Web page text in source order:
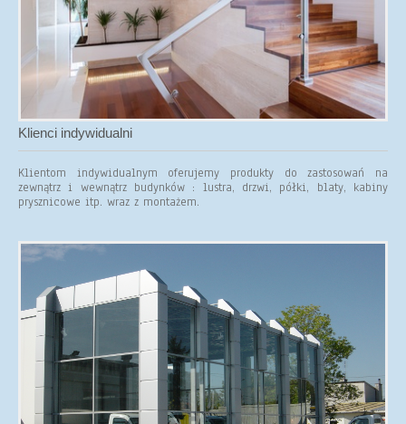
Klienci indywidualni
Klientom indywidualnym oferujemy produkty do zastosowań na
zewnątrz i wewnątrz budynków : lustra, drzwi, półki, blaty, kabiny
prysznicowe itp. wraz z montażem.